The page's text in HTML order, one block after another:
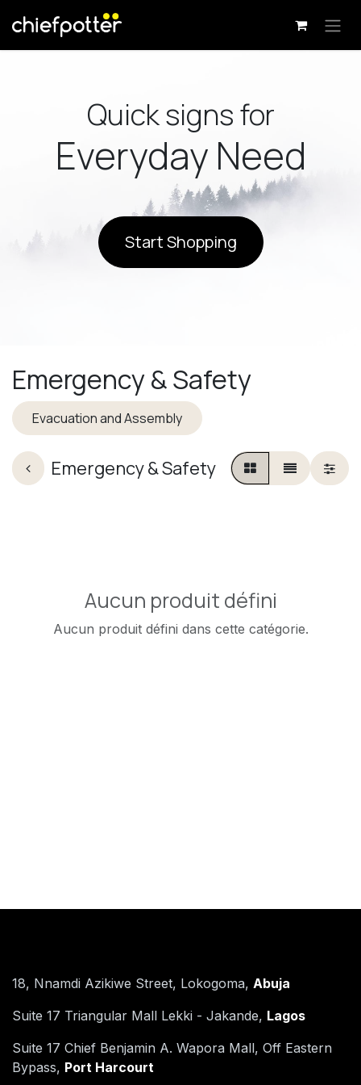
Se rendre au contenu
Quick signs for
Everyday Need
Start Shopping
Emergency & Safety
Evacuation and Assembly
Emergency & Safety
Aucun produit défini
Aucun produit défini dans cette catégorie.
18, Nnamdi Azikiwe Street, Lokogoma, Abuja
Suite 17 Triangular Mall Lekki - Jakande, Lagos​
Suite 17 Chief Benjamin A. Wapora Mall, Off Eastern
Bypass, Port Harcourt